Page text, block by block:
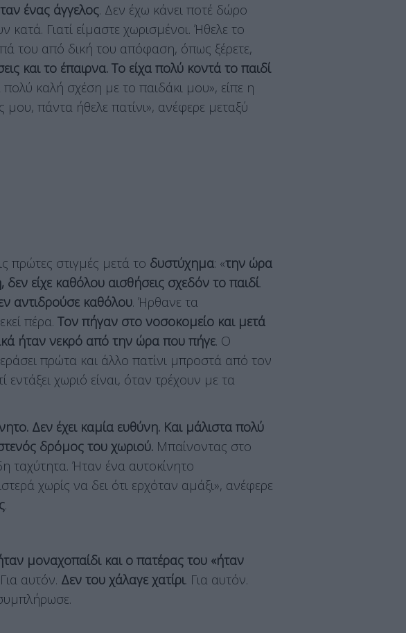
ένας άγγελος. Δεν έχω κάνει ποτέ δώρο
Γιατί είμαστε χωρισμένοι. Ήθελε το
του από δική του απόφαση, όπως ξέρετε,
και το έπαιρνα. Το είχα πολύ κοντά το παιδί
πολύ καλή σχέση με το παιδάκι μου», είπε η
μου, πάντα ήθελε πατίνι», ανέφερε μεταξύ
πρώτες στιγμές μετά το δυστύχημα: «την ώρα
είχε καθόλου αισθήσεις σχεδόν το παιδί.
αντιδρούσε καθόλου. Ήρθανε τα
πέρα. Τον πήγαν στο νοσοκομείο και μετά
ήταν νεκρό από την ώρα που πήγε. Ο
πρώτα και άλλο πατίνι μπροστά από τον
εντάξει χωριό είναι, όταν τρέχουν με τα
Δεν έχει καμία ευθύνη. Και μάλιστα πολύ
δρόμος του χωριού. Μπαίνοντας στο
ταχύτητα. Ήταν ένα αυτοκίνητο
χωρίς να δει ότι ερχόταν αμάξι», ανέφερε
.
μοναχοπαίδι και ο πατέρας του «ήταν
αυτόν. Δεν του χάλαγε χατίρι. Για αυτόν.